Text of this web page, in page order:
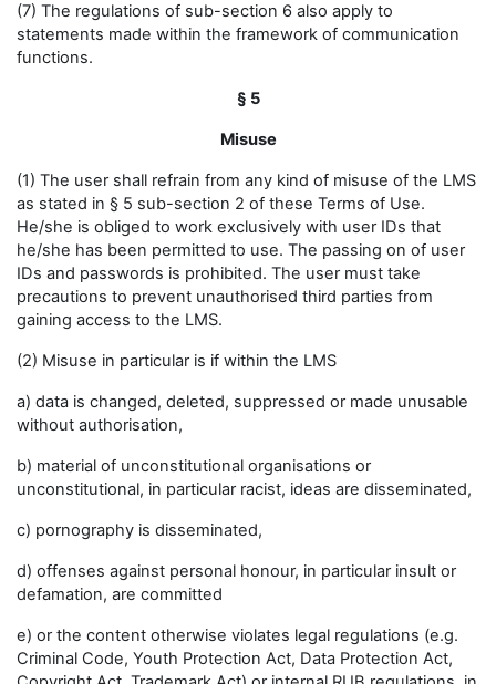
(7) The regulations of sub-section 6 also apply to
statements made within the framework of communication
functions.
§ 5
Misuse
(1) The user shall refrain from any kind of misuse of the LMS
as stated in § 5 sub-section 2 of these Terms of Use.
He/she is obliged to work exclusively with user IDs that
he/she has been permitted to use. The passing on of user
IDs and passwords is prohibited. The user must take
precautions to prevent unauthorised third parties from
gaining access to the LMS.
(2) Misuse in particular is if within the LMS
a) data is changed, deleted, suppressed or made unusable
without authorisation,
b) material of unconstitutional organisations or
unconstitutional, in particular racist, ideas are disseminated,
c) pornography is disseminated,
d) offenses against personal honour, in particular insult or
defamation, are committed
e) or the content otherwise violates legal regulations (e.g.
Criminal Code, Youth Protection Act, Data Protection Act,